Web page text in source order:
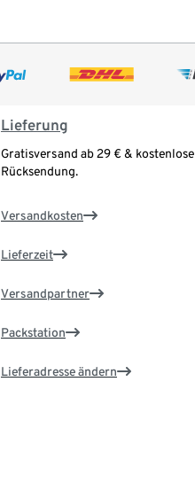
Lieferung
Gratisversand ab 29 € & kostenlose
Rücksendung.
Versandkosten
Lieferzeit
Versandpartner
Packstation
Lieferadresse ändern